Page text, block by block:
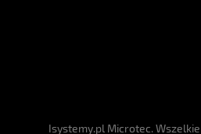
Isystemy.pl Microtec.